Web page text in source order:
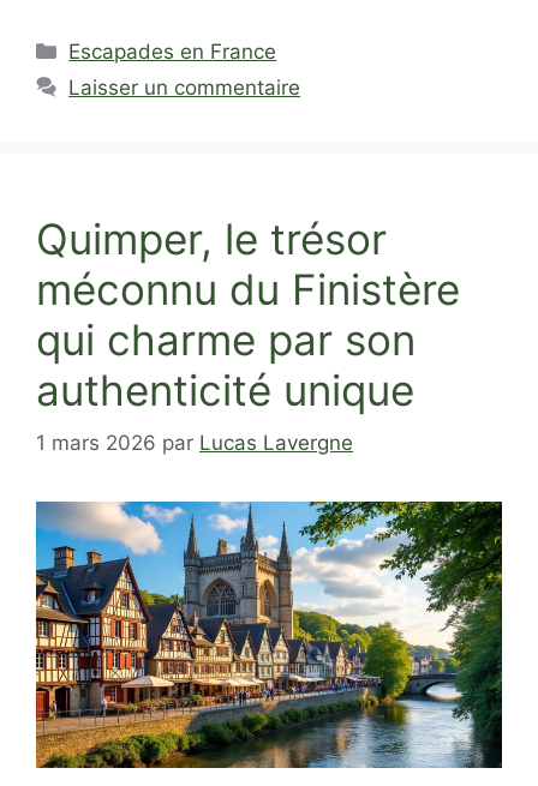
Catégories
Escapades en France
Laisser un commentaire
Quimper, le trésor
méconnu du Finistère
qui charme par son
authenticité unique
1 mars 2026 par Lucas Lavergne